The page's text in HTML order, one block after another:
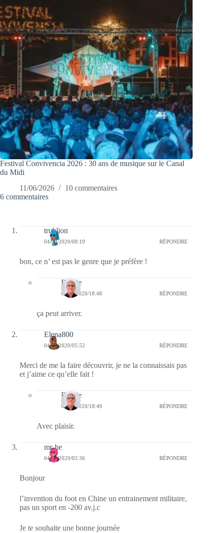
Festival Convivencia 2026 : 30 ans de musique sur le Canal
du Midi
11/06/2026
10 commentaires
6 commentaires
trublion
04/09/2020/08:19 RÉPONDRE
bon, ce n’ est pas le genre que je préfère !
Bernie
04/09/2020/18:48 RÉPONDRE
ça peut arriver.
Elena800
04/09/2020/05:52 RÉPONDRE
Merci de me la faire découvrir, je ne la connaissais pas
et j’aime ce qu’elle fait !
Bernie
04/09/2020/18:49 RÉPONDRE
Avec plaisir.
mr-he
04/09/2020/02:36 RÉPONDRE
Bonjour
l’invention du foot en Chine un entrainement militaire,
pas un sport en -200 av.j.c
Je te souhaite une bonne journée